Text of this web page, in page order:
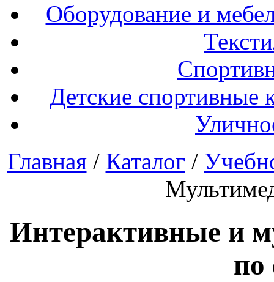
Оборудование и
Детские спортивные
Главная/ Каталог /
Интерактивные и
по